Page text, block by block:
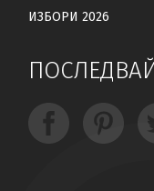
ИЗБОРИ 2026